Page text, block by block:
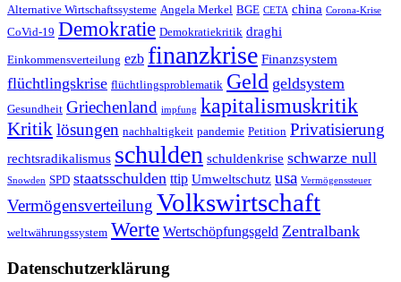
Alternative Wirtschaftssysteme Angela Merkel BGE CETA china Corona-Krise
CoVid-19 Demokratie Demokratiekritik draghi
Einkommensverteilung ezb finanzkrise Finanzsystem
flüchtlingskrise flüchtlingsproblematik Geld geldsystem
Gesundheit Griechenland impfung kapitalismuskritik
Kritik lösungen nachhaltigkeit pandemie Petition Privatisierung
rechtsradikalismus schulden schuldenkrise schwarze null
Snowden SPD staatsschulden ttip Umweltschutz usa Vermögenssteuer
Vermögensverteilung Volkswirtschaft
weltwährungssystem Werte Wertschöpfungsgeld Zentralbank
Datenschutzerklärung